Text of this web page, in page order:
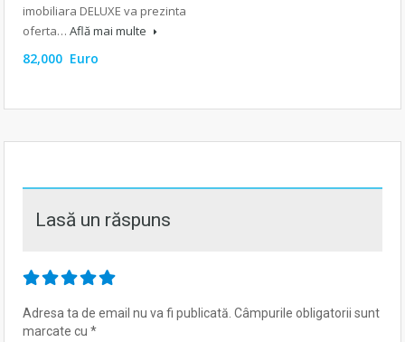
imobiliara DELUXE va prezinta
oferta… Află mai multe
82,000 Euro
Lasă un răspuns
Adresa ta de email nu va fi publicată. Câmpurile obligatorii sunt
marcate cu *